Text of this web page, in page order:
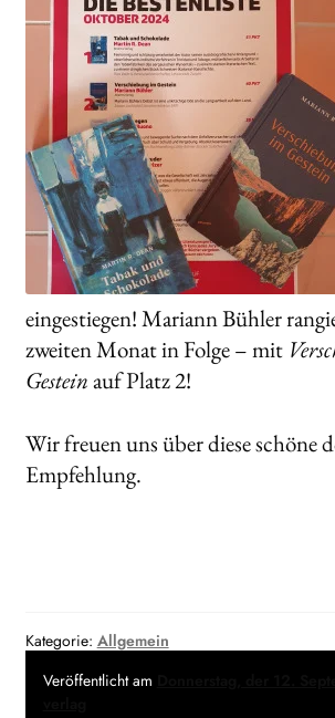
eingestiegen! Mariann Bühler
zweiten Monat in Folge – mit
Gesteinauf Platz 2!
Wir freuen uns über diese schöne
Empfehlung.
Kategorie: Allgemein
Veröffentlicht am